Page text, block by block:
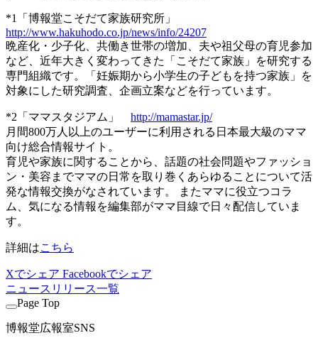
*1「博報堂こそだて家族研究所」
http://www.hakuhodo.co.jp/news/info/24207
晩産化・少子化、共働き世帯の増加、夫や祖父母の育児参加
など、近年大きく変わってきた「こそだて家族」を研究する
専門組織です。「妊娠期から小学生の子どもを持つ家族」を
対象にした研究調査、企画立案などを行っています。
*2「ママスタジアム」 http://mamastar.jp/
月間800万人以上のユーザーに利用される日本最大級のママ
向け総合情報サイト。
育児や家族に関することから、話題の社会問題やファッショ
ン・美容までママの日常を取り巻くあらゆることについて活
発な情報交換がなされています。 またママに役立つコラ
ム、気になる情報を編集部がママ目線で日々配信していま
す。
詳細はこちら
Xでシェア Facebookでシェア
ニュースリリース一覧
Page Top
博報堂広報室SNS